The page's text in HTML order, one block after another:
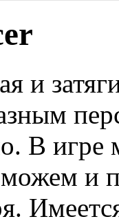
и
В
и